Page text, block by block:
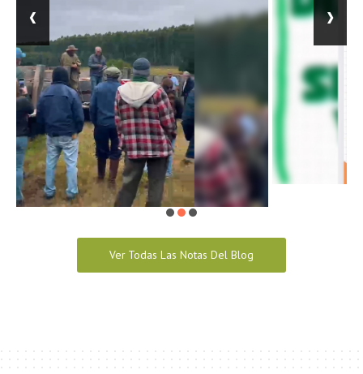
‹ ›
Ver Todas Las Notas Del Blog